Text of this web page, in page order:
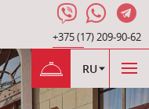
+375 (17) 209-90-62
RU